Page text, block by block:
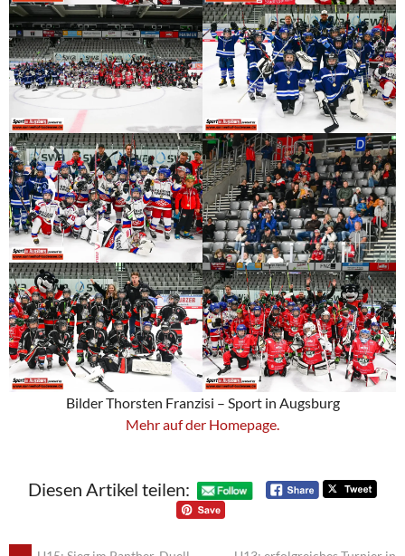
Bilder Thorsten Franzisi – Sport in Augsburg
Mehr auf der Homepage.
Diesen Artikel teilen: